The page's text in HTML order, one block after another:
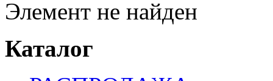
Элемент не найден
Каталог